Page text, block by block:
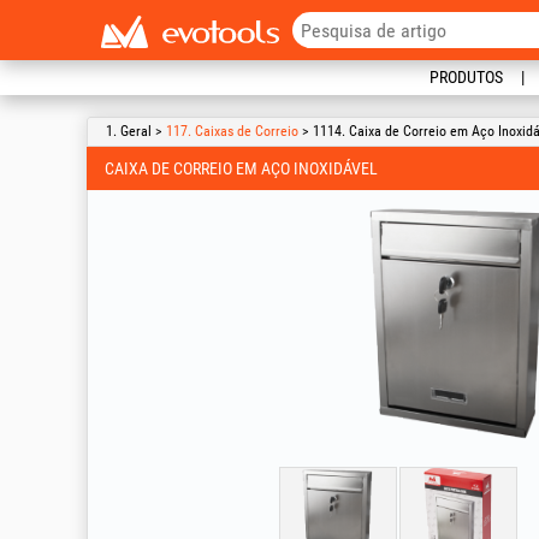
PRODUTOS
1. Geral > 117. Caixas de Correio > 1114. Caixa de Correio em Aço
CAIXA DE CORREIO EM AÇO INOXIDÁVEL